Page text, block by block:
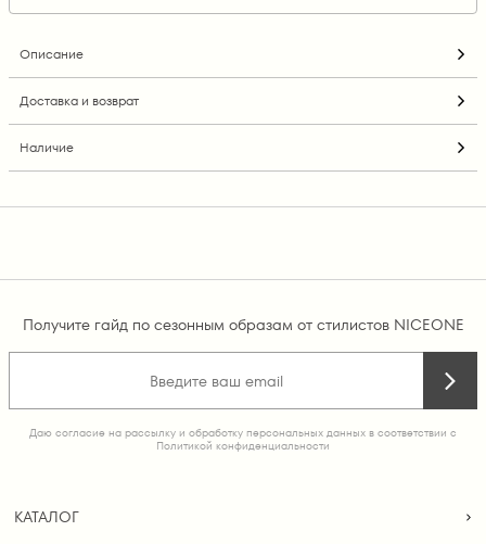
Описание
Доставка и возврат
Наличие
Получите гайд по сезонным образам от стилистов NICEONE
Даю согласие на рассылку и обработку персональных данных в соответствии с
Политикой конфиденциальности
КАТАЛОГ